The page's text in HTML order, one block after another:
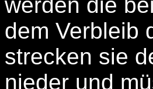
dem Verbleib
strecken sie
nieder und